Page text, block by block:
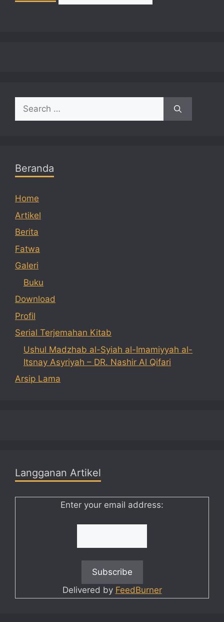
Search
for:
Beranda
Home
Artikel
Berita
Fatwa
Galeri
Buku
Download
Profil
Serial Terjemahan Kitab
Ushul Madzhab al-Syiah al-Imamiyyah al-
Itsnay Asyriyah – DR. Nashir Al Qifari
Arsip Lama
Langganan Artikel
Enter your email address:
Delivered by FeedBurner